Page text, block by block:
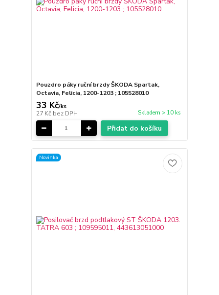
Pouzdro páky ruční brzdy ŠKODA Spartak,
Octavia, Felicia, 1200-1203 ; 105528010
33 Kč/ks
27 Kč bez DPH Skladem > 10 ks
Přidat do košíku
Novinka